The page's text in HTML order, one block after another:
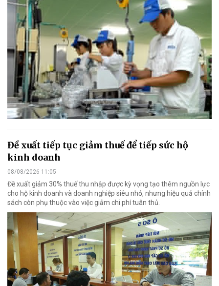
Đề xuất tiếp tục giảm thuế để tiếp sức hộ
kinh doanh
08/08/2026 11:05
Đề xuất giảm 30% thuế thu nhập được kỳ vọng tạo thêm nguồn lực
cho hộ kinh doanh và doanh nghiệp siêu nhỏ, nhưng hiệu quả chính
sách còn phụ thuộc vào việc giảm chi phí tuân thủ.